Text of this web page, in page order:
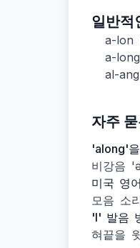
일반적
a-lon
a-
al-
자주
'along'
비강음
미국 영
모음 소
'l' 발음
혀끝을